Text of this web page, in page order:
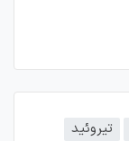
تیروئید